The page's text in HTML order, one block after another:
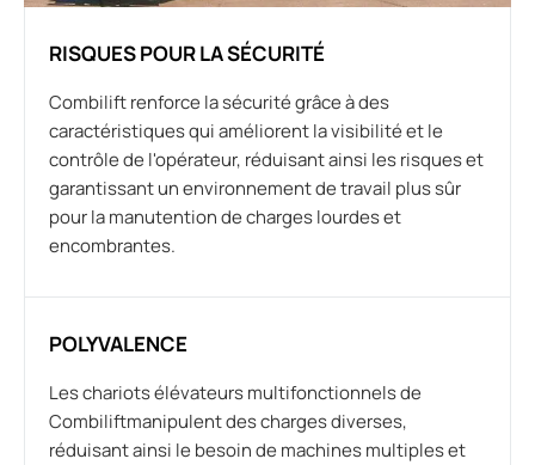
RISQUES POUR LA SÉCURITÉ
Combilift renforce la sécurité grâce à des
caractéristiques qui améliorent la visibilité et le
contrôle de l'opérateur, réduisant ainsi les risques et
garantissant un environnement de travail plus sûr
pour la manutention de charges lourdes et
encombrantes.
POLYVALENCE
Les chariots élévateurs multifonctionnels de
Combiliftmanipulent des charges diverses,
réduisant ainsi le besoin de machines multiples et